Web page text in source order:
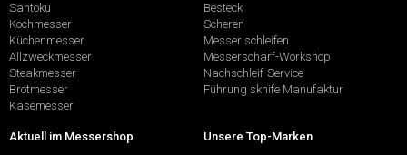
Santoku
Kochmesser
Küchenmesser
Allzweckmesser
Steakmesser
Brotmesser
Käsemesser
Besteck
Scheren
Messer schleifen
Messerschärf-Workshop
Nachschleif-Service
Führung sknife Manufaktur
Aktuell im Messershop Unsere Top-Marken